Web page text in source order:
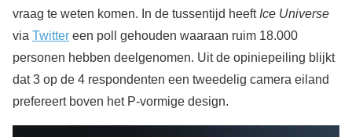
vraag te weten komen. In de tussentijd heeft Ice Universe
via Twitter een poll gehouden waaraan ruim 18.000
personen hebben deelgenomen. Uit de opiniepeiling blijkt
dat 3 op de 4 respondenten een tweedelig camera eiland
prefereert boven het P-vormige design.